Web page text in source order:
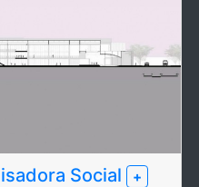
Social +